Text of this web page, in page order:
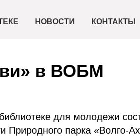
НОВОСТИ КОНТАКТЫ
в ВОБМ
для молодежи
Природного парка «Волго-